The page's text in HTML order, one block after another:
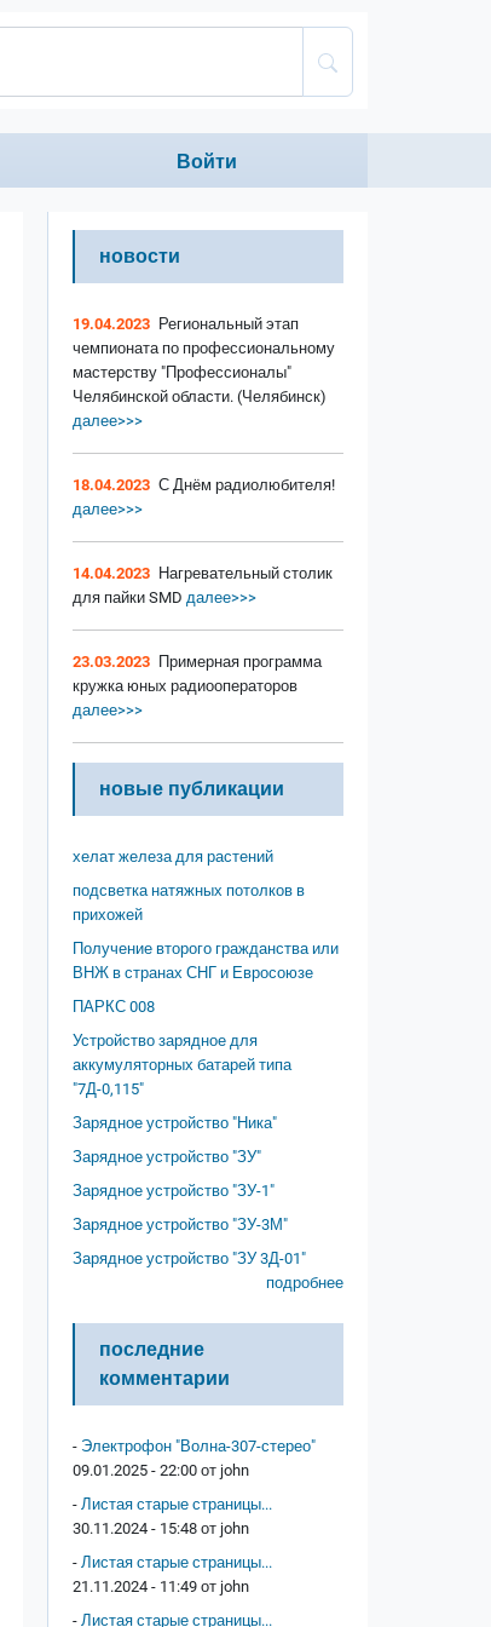
Anonumous menu
Войти
новости
19.04.2023 Региональный этап
чемпионата по профессиональному
мастерству "Профессионалы"
Челябинской области. (Челябинск)
далее>>>
18.04.2023 С Днём радиолюбителя!
далее>>>
14.04.2023 Нагревательный столик
для пайки SMD далее>>>
23.03.2023 Примерная программа
кружка юных радиооператоров
далее>>>
новые публикации
хелат железа для растений
подсветка натяжных потолков в
прихожей
Получение второго гражданства или
ВНЖ в странах СНГ и Евросоюзе
ПАРКС 008
Устройство зарядное для
аккумуляторных батарей типа
"7Д-0,115"
Зарядное устройство "Ника"
Зарядное устройство "ЗУ"
Зарядное устройство "ЗУ-1"
Зарядное устройство "ЗУ-3М"
Зарядное устройство "ЗУ 3Д-01"
подробнее
последние
комментарии
- Электрофон "Волна-307-стерео"
09.01.2025 - 22:00 от john
- Листая старые страницы...
30.11.2024 - 15:48 от john
- Листая старые страницы...
21.11.2024 - 11:49 от john
- Листая старые страницы...